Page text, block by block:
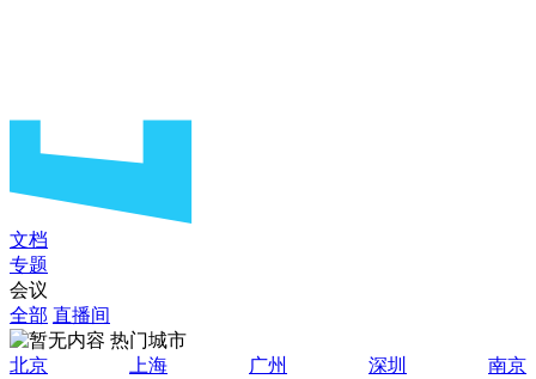
文档
专题
会议
全部 直播间
热门城市
北京
上海 广州 深圳
南京